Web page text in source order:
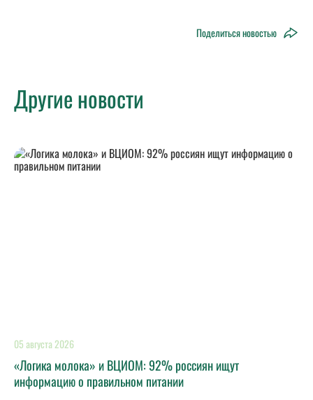
Поделиться новостью
Другие новости
05 августа 2026
«Логика молока» и ВЦИОМ: 92% россиян ищут
информацию о правильном питании